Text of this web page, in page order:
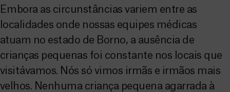
Embora as circunstâncias variem entre as
localidades onde nossas equipes médicas
atuam no estado de Borno, a ausência de
crianças pequenas foi constante nos locais que
visitávamos. Nós só vimos irmãs e irmãos mais
velhos. Nenhuma criança pequena agarrada à